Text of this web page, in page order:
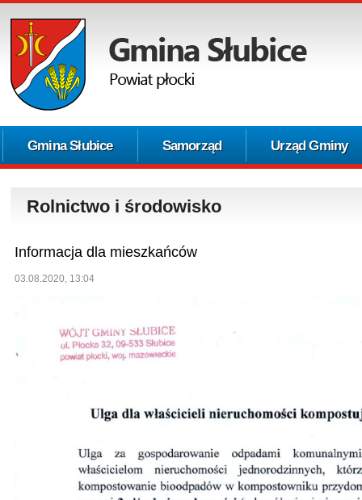
Gmina Słubice Samorząd Urząd Gminy
Rolnictwo i środowisko
Informacja dla mieszkańców
03.08.2020, 13:04